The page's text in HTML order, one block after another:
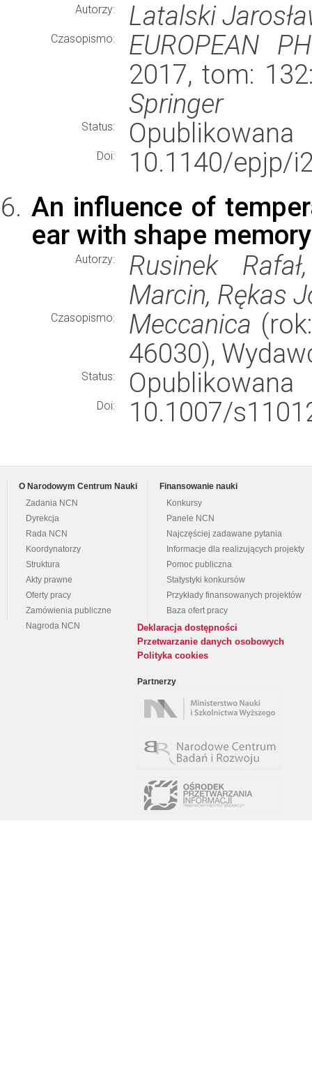
Autorzy: Latalski
Czasopismo:
EUROPEAN
2017, tom:
Springer
Status: Opublikowana
Doi:
10.1140/epjp/
An influence of
ear with shape
Autorzy:
Rusinek
Marcin, Rękas
Czasopismo: Meccanica
46030),
Status: Opublikowana
Doi: 10.1007/
O Narodowym Centrum Nauki
Zadania NCN
Dyrekcja
Rada NCN
Koordynatorzy
Struktura
Akty prawne
Oferty pracy
Zamówienia publiczne
Nagroda NCN
Finansowanie nauki
Konkursy
Panele NCN
Najczęściej zadawane pytania
Informacje dla realizujących projekty
Pomoc publiczna
Statystyki konkursów
Przykłady finansowanych projektów
Baza ofert pracy
Deklaracja dostępności
Przetwarzanie danych osobowych
Polityka cookies
Partnerzy